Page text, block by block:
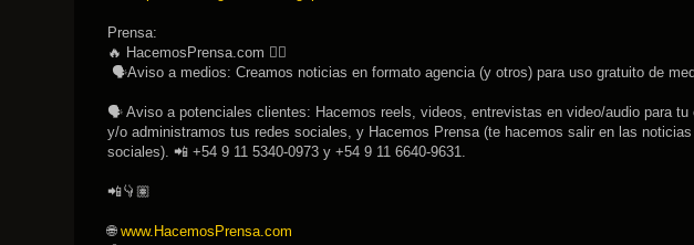
Prensa:
🔥 HacemosPrensa.com 👇🏽
🗣Aviso a medios: Creamos noticias en formato agencia (y otros) para uso gratuito de
🗣 Aviso a potenciales clientes: Hacemos reels, videos, entrevistas en video/audio para
y/o administramos tus redes sociales, y Hacemos Prensa (te hacemos salir en las
sociales). 📲 +54 9 11 5340-0973 y +54 9 11 6640-9631.
📲👇🏽
🌐 www.HacemosPrensa.com